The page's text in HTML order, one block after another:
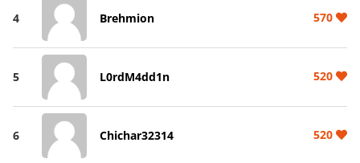
4 Brehmion 570
5 L0rdM4dd1n 520
6 Chichar32314 520